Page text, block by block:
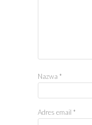
Nazwa *
Adres email *